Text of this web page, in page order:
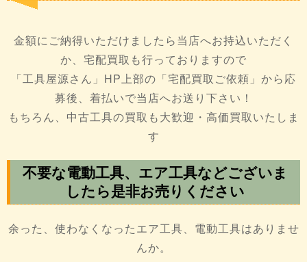
金額にご納得いただけましたら当店へお持込いただく
か、宅配買取も行っておりますので
「工具屋源さん」HP上部の「宅配買取ご依頼」から応
募後、着払いで当店へお送り下さい！
もちろん、中古工具の買取も大歓迎・高価買取いたしま
す
不要な電動工具、エア工具などございま
したら是非お売りください
余った、使わなくなったエア工具、電動工具はありませ
んか。